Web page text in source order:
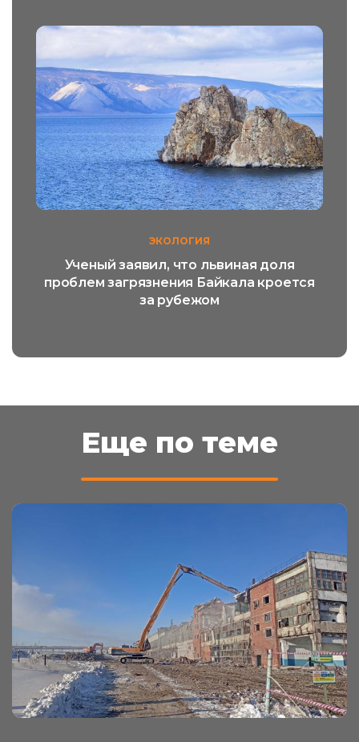
ЭКОЛОГИЯ
Ученый заявил, что львиная доля
проблем загрязнения Байкала кроется
за рубежом
Еще по теме